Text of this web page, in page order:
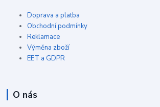
Doprava a platba
Obchodní podmínky
Reklamace
Výměna zboží
EET a GDPR
O nás